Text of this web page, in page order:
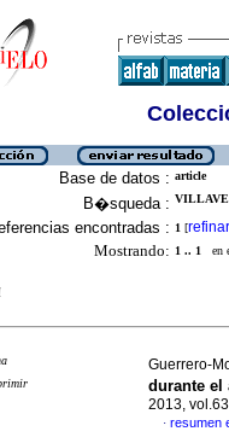
Base de datos : article
B�squeda :
encontradas : 1 [refinar
Mostrando: 1 .. 1 en
Guerrero-
durante
2013,
· resumen